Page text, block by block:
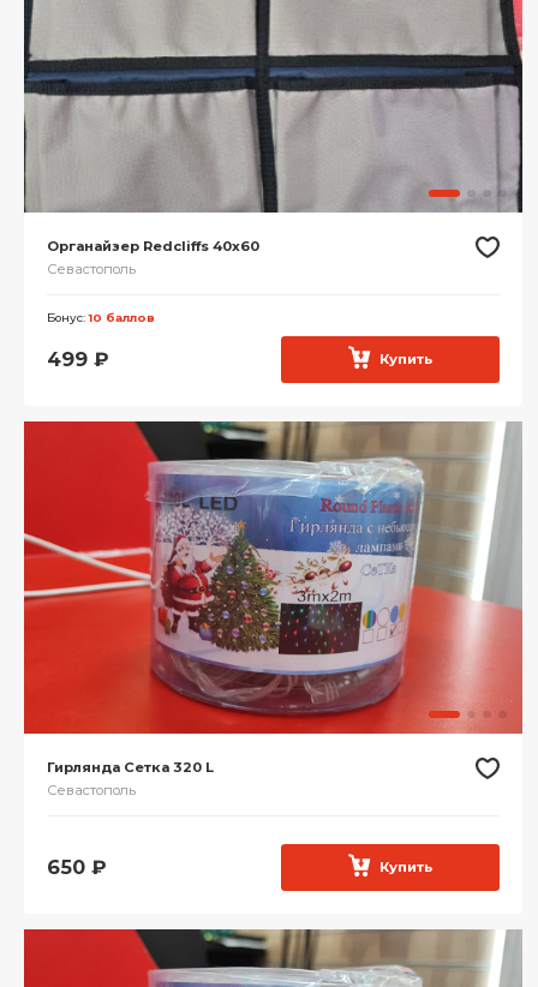
Органайзер Redcliffs 40x60
Севастополь
Бонус:10 баллов
499 ₽ Купить
Гирлянда Сетка 320 L
Севастополь
650 ₽ Купить